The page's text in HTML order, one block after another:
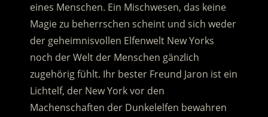
eines Menschen. Ein Mischwesen, das keine
Magie zu beherrschen scheint und sich weder
der geheimnisvollen Elfenwelt New Yorks
noch der Welt der Menschen gänzlich
zugehörig fühlt. Ihr bester Freund Jaron ist ein
Lichtelf, der New York vor den
Machenschaften der Dunkelelfen bewahren